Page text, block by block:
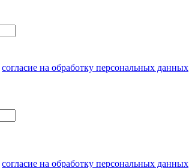
согласие на обработку персональных данных
согласие на обработку персональных данных